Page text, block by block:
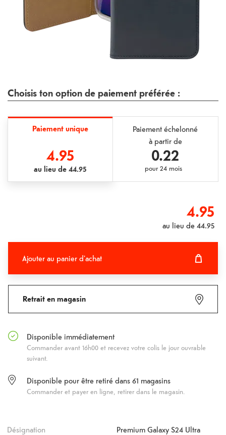
Choisis ton option de paiement préférée :
Paiement unique
4.95
au lieu de44.95
Paiement échelonné
à partir de
0.22
pour24 mois
4.95
au lieu de44.95
Ajouter au panier d'achat
Retrait en magasin
Disponible immédiatement
Commander avant 16h00 et recevez votre colis le jour ouvrable
suivant.
Disponible pour être retiré dans 61 magasins
Commander et payer en ligne, retirer dans le magasin.
Désignation
Premium Galaxy S24 Ultra